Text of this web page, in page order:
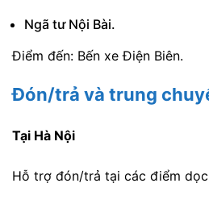
Ngã tư Nội Bài.
Điểm đến: Bến xe Điện Biên.
Đón/trả và trung
Tại Hà Nội
Hỗ trợ đón/trả tại các điểm